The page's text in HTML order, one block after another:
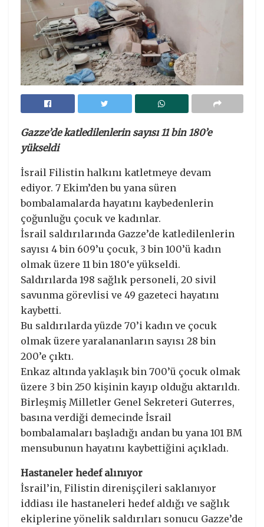
Gazze’de katledilenlerin sayısı 11 bin 180’e
yükseldi
İsrail Filistin halkını katletmeye devam
ediyor. 7 Ekim’den bu yana süren
bombalamalarda hayatını kaybedenlerin
çoğunluğu çocuk ve kadınlar.
İsrail saldırılarında Gazze’de katledilenlerin
sayısı 4 bin 609’u çocuk, 3 bin 100’ü kadın
olmak üzere 11 bin 180‘e yükseldi.
Saldırılarda 198 sağlık personeli, 20 sivil
savunma görevlisi ve 49 gazeteci hayatını
kaybetti.
Bu saldırılarda yüzde 70’i kadın ve çocuk
olmak üzere yaralananların sayısı 28 bin
200’e çıktı.
Enkaz altında yaklaşık bin 700’ü çocuk olmak
üzere 3 bin 250 kişinin kayıp olduğu aktarıldı.
Birleşmiş Milletler Genel Sekreteri Guterres,
basına verdiği demecinde İsrail
bombalamaları başladığı andan bu yana 101 BM
mensubunun hayatını kaybettiğini açıkladı.
Hastaneler hedef alınıyor
İsrail’in, Filistin direnişçileri saklanıyor
iddiası ile hastaneleri hedef aldığı ve sağlık
ekiplerine yönelik saldırıları sonucu Gazze’de